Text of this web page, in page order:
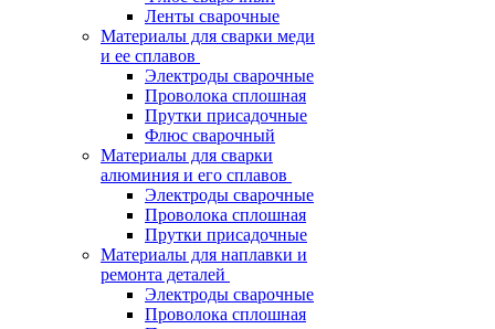
Ленты сварочные
Материалы для сварки меди
и ее сплавов
Электроды сварочные
Проволока сплошная
Прутки присадочные
Флюс сварочный
Материалы для сварки
алюминия и его сплавов
Электроды сварочные
Проволока сплошная
Прутки присадочные
Материалы для наплавки и
ремонта деталей
Электроды сварочные
Проволока сплошная